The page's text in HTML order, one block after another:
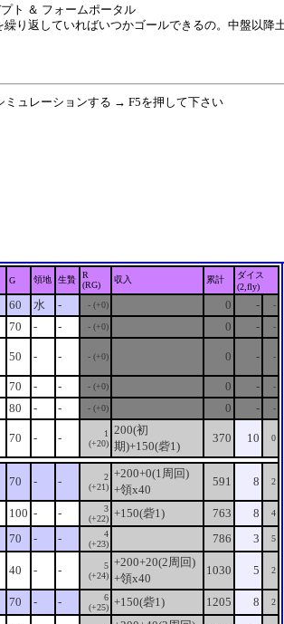
ト ＆ フォームポータル
り返していればいつかゴールできるの。中盤以降
ュレーションする → F5を押して下さい
G 領地 生贄
R
(RG)
収入 累計
ダイス
(2,fly)
60 水 - - (+0) 0 - -
70 - - - (+0) 0 - -
50 - - - (+0) 0 - -
70 - - - (+0) 0 - -
80 - - - (+0) 0 - -
70 - -
1
(+20)
200(初
期)+150(砦1)
370 10 0
70 - -
2
(+21)
+200+0(1周回)
+領x40
591 8 2
100 - -
3
(+22) +150(砦1) 763 8 4
70 - -
4
(+23)
786 3 5
40 - -
5
(+24)
+200+20(2周回)
+領x40
1030 5 2
70 - -
6
(+25) +150(砦1) 1205 8 2